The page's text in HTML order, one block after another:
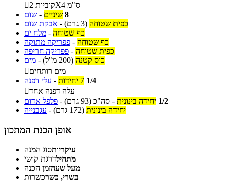

קוביות 2X4 ס"מ
שום - 8 שיניים
אבקת שום - כפית שטוחה (3 גרם)
מלח ים - כף שטוחה
פפריקה מתוקה - כף שטוחה
פפריקה חריפה - כפית שטוחה
מים - כוס קטנה (200 מ"ל)
מים רותחים
עלי דפנה - 1/4 7 יחידות
עלה דפנה אחד
פלפל אדום - 1/2 יחידה בינונית - סה"כ (93 גרם)
עגבנייה - יחידה בינונית (172 גרם)
אופן הכנת המתכון
עיקריותסוג המנה
מתחילדרגת קושי
מעל שעהזמן הכנה
בשרי, כשרכשרות